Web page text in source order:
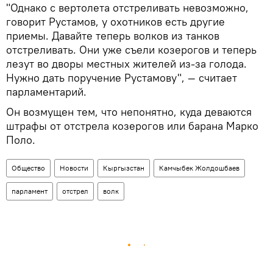
"Однако с вертолета отстреливать невозможно,
говорит Рустамов, у охотников есть другие
приемы. Давайте теперь волков из танков
отстреливать. Они уже съели козерогов и теперь
лезут во дворы местных жителей из-за голода.
Нужно дать поручение Рустамову", — считает
парламентарий.
Он возмущен тем, что непонятно, куда деваются
штрафы от отстрела козерогов или барана Марко
Поло.
Общество Новости Кыргызстан Камчыбек Жолдошбаев
парламент отстрел волк